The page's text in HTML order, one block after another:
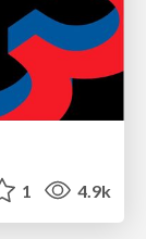
1 4.9k